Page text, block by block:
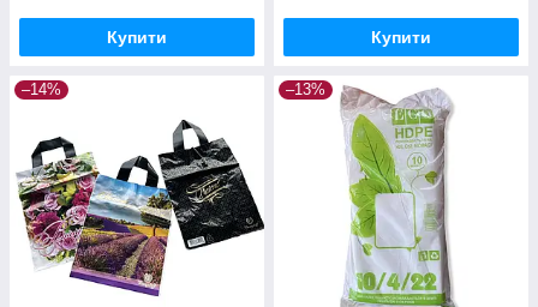
Купити Купити
–14% –13%